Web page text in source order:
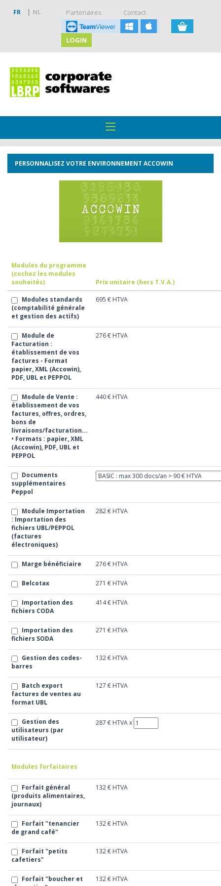
FR NL Partenaires Contact
LOGIN
PERSONNALISEZ VOTRE ENVIRONNEMENT ACCOWIN
Modules du programme
(cochez les modules
souhaités)
Prix unitaire (hors T.V.A.)
Modules standards
(comptabilité générale
et gestion des actifs)
695 € HTVA
Module de
Facturation :
établissement de vos
factures - Format
papier, XML (Accowin),
PDF, UBL et PEPPOL
276 € HTVA
Module de Vente :
établissement de vos
factures, offres, ordres,
bons de
livraisons/facturation...
• Formats : papier, XML
(Accowin), PDF, UBL et
PEPPOL
440 € HTVA
Documents
supplémentaires
Peppol
Module Importation
: Importation des
fichiers UBL/PEPPOL
(factures
électroniques)
282 € HTVA
Marge bénéficiaire 276 € HTVA
Belcotax 271 € HTVA
Importation des
fichiers CODA
414 € HTVA
Importation des
fichiers SODA
271 € HTVA
Gestion des codes-
barres
132 € HTVA
Batch export
factures de ventes au
format UBL
127 € HTVA
Gestion des
utilisateurs (par
utilisateur)
287 € HTVAx
Modules forfaitaires
Forfait général
(produits alimentaires,
journaux)
132 € HTVA
Forfait "tenancier
de grand café"
132 € HTVA
Forfait "petits
cafetiers"
132 € HTVA
Forfait "boucher et
132 € HTVA